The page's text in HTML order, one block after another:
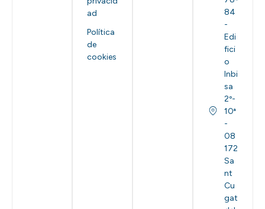
ad
Política
de
cookies
84
-
Edi
fici
o
Inbi
sa
2º-
10ª
-
08
172
Sa
nt
Cu
gat